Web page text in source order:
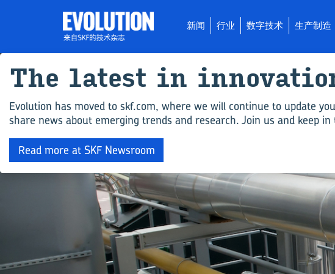
新闻 行业 数字技术 生产制造
The latest in
Evolution has moved to skf.com, where we will continue to update
share news about emerging trends and research. Join us and keep
Read more at SKF Newsroom